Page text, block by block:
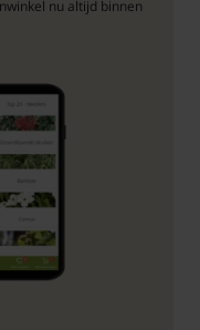
nu altijd binnen